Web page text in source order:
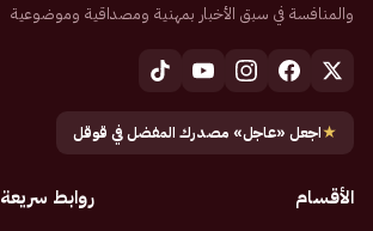
والمنافسة في سبق الأخبار بمهنية ومصداقية وموضوعية
★اجعل «عاجل» مصدرك المفضل في قوقل
الأقسام روابط سريعة